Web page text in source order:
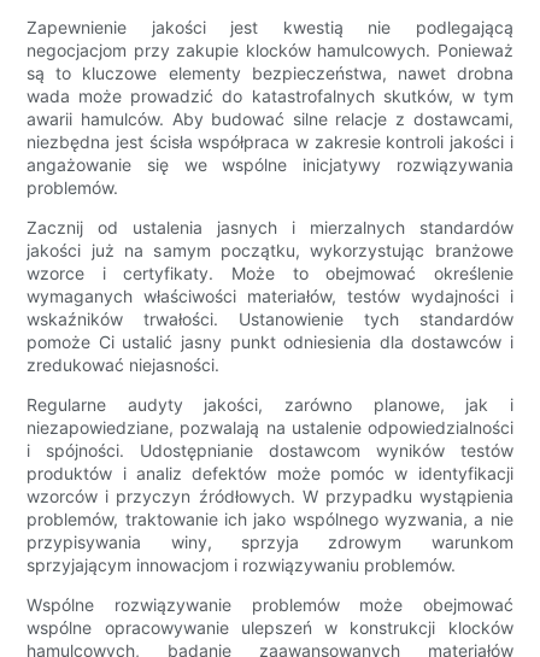
Zapewnienie jakości jest kwestią nie podlegającą
negocjacjom przy zakupie klocków hamulcowych. Ponieważ
są to kluczowe elementy bezpieczeństwa, nawet drobna
wada może prowadzić do katastrofalnych skutków, w tym
awarii hamulców. Aby budować silne relacje z dostawcami,
niezbędna jest ścisła współpraca w zakresie kontroli jakości i
angażowanie się we wspólne inicjatywy rozwiązywania
problemów.
Zacznij od ustalenia jasnych i mierzalnych standardów
jakości już na samym początku, wykorzystując branżowe
wzorce i certyfikaty. Może to obejmować określenie
wymaganych właściwości materiałów, testów wydajności i
wskaźników trwałości. Ustanowienie tych standardów
pomoże Ci ustalić jasny punkt odniesienia dla dostawców i
zredukować niejasności.
Regularne audyty jakości, zarówno planowe, jak i
niezapowiedziane, pozwalają na ustalenie odpowiedzialności
i spójności. Udostępnianie dostawcom wyników testów
produktów i analiz defektów może pomóc w identyfikacji
wzorców i przyczyn źródłowych. W przypadku wystąpienia
problemów, traktowanie ich jako wspólnego wyzwania, a nie
przypisywania winy, sprzyja zdrowym warunkom
sprzyjającym innowacjom i rozwiązywaniu problemów.
Wspólne rozwiązywanie problemów może obejmować
wspólne opracowywanie ulepszeń w konstrukcji klocków
hamulcowych, badanie zaawansowanych materiałów